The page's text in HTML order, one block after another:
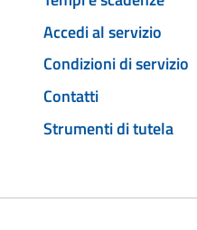
Accedi al servizio
Condizioni di servizio
Contatti
Strumenti di tutela